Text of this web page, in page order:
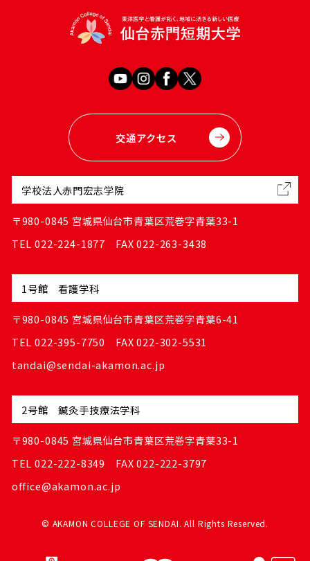
交通アクセス
学校法人赤門宏志学院
〒980-0845 宮城県仙台市青葉区荒巻字青葉33-1
TEL 022-224-1877 FAX 022-263-3438
1号館 看護学科
〒980-0845 宮城県仙台市青葉区荒巻字青葉6-41
TEL 022-395-7750 FAX 022-302-5531
tandai@sendai-akamon.ac.jp
2号館 鍼灸手技療法学科
〒980-0845 宮城県仙台市青葉区荒巻字青葉33-1
TEL 022-222-8349 FAX 022-222-3797
office@akamon.ac.jp
© AKAMON COLLEGE OF SENDAI. All Rights Reserved.